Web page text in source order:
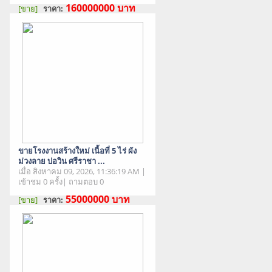
[ขาย] ราคา: 160000000บาท
ขายโรงงานสร้างใหม่ เนื้อที่ 5 ไร่ ผัง
ม่วงลาย บ่อวิน ศรีราชา ...
เมื่อ สิงหาคม 09, 2026, 11:36:19 AM |
เข้าชม 0 ครั้ง| ถามตอบ 0
[ขาย] ราคา: 55000000บาท